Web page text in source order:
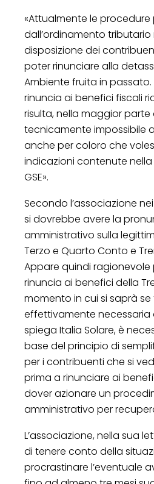
«Attualmente le procedure
dall’ordinamento
disposizione dei
poter rinunciare alla
Ambiente fruita in passato.
rinuncia ai benefici fiscali
risulta, nella maggior parte
tecnicamente impossibile
anche per coloro che
indicazioni contenute
GSE».
Secondo l’associazione
si dovrebbe avere la
amministrativo sulla
Terzo e Quarto Conto e
Appare quindi
rinuncia ai benefici della
momento in cui si saprà
effettivamente necessaria
spiega Italia Solare, è
base del principio di
per i contribuenti che si
prima a rinunciare ai
dover azionare un
amministrativo per
L’associazione, nella sua
di tenere conto della
procrastinare l’eventuale